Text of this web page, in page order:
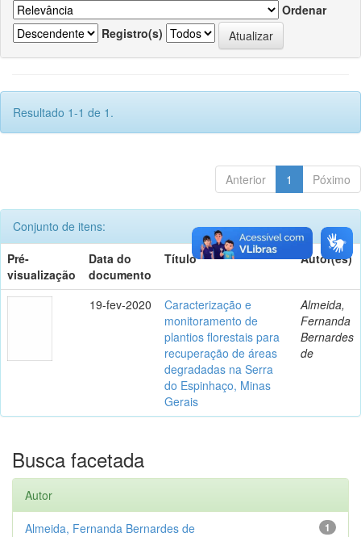
Ordenar
Registro(s)
Resultado 1-1 de 1.
Anterior 1 Póximo
Conjunto de itens:
Pré-
visualização
Data do
documento
Título Autor(es)
19-fev-2020
Caracterização e
monitoramento de
plantios florestais para
recuperação de áreas
degradadas na Serra
do Espinhaço, Minas
Gerais
Almeida,
Fernanda
Bernardes
de
Busca facetada
Autor
1
Almeida, Fernanda Bernardes de